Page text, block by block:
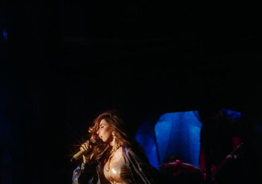
Torres Sánchez, expresó a nombre del Mandatario
potosino el compromiso de colaboración con el nuevo